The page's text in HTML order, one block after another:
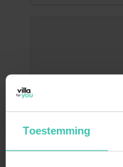
Toestemming